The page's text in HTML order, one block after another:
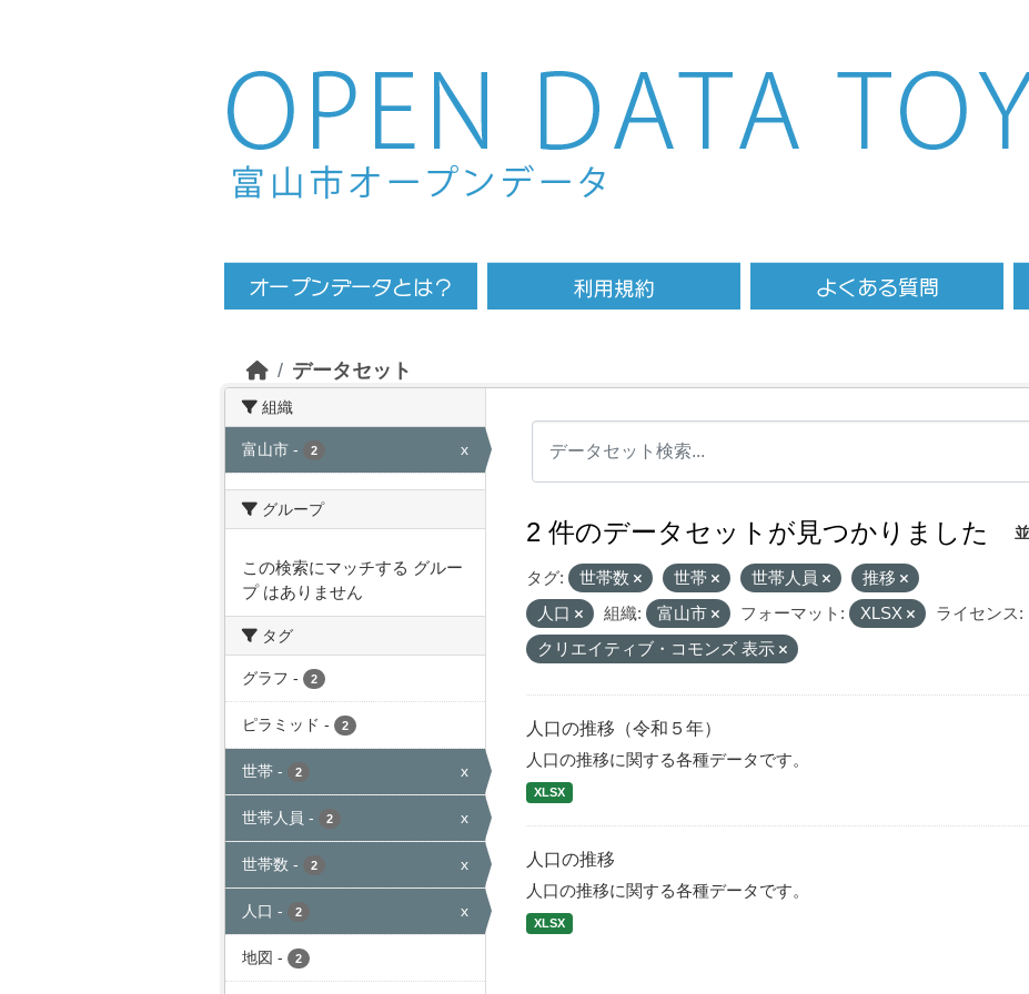
Skip to main content
データセット
組織
富山市 - 2 x
グループ
この検索にマッチする グルー
プ はありません
タグ
グラフ - 2
ピラミッド - 2
世帯 - 2 x
世帯人員 - 2 x
世帯数 - 2 x
人口 - 2 x
地図 - 2
2 件のデータセットが見つかりました
タグ: 世帯数 世帯 世帯人員
推移
人口
組織: 富山市 フォーマット: XLSX
ライセンス:
クリエイティブ・コモンズ 表示
人口の推移（令和５年）
人口の推移に関する各種データです。
XLSX
人口の推移
人口の推移に関する各種データです。
XLSX